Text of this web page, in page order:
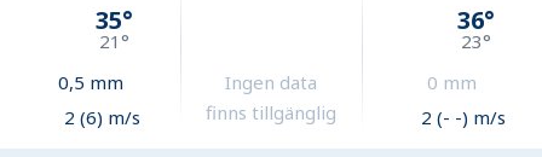
35°
21°
0,5 mm
2 (6) m/s
Ingen data
finns tillgänglig
36°
23°
0 mm
2 (- -) m/s